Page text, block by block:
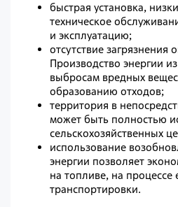
быстрая установка,
техническое
и эксплуатацию;
отсутствие
Производство энергии
выбросам вредных
образованию отходов;
территория в
может быть полностью
сельскохозяйственных
использование
энергии позволяет
на топливе, на процессе
транспортировки.